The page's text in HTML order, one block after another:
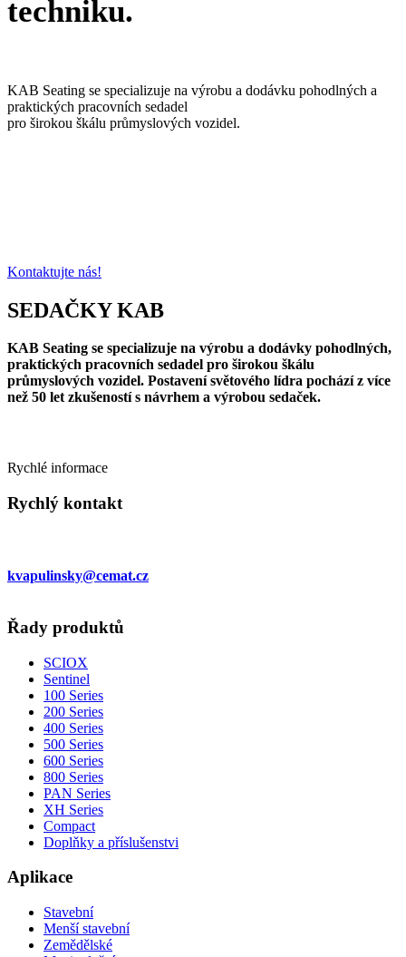
techniku.
KAB Seating se specializuje na výrobu a dodávku pohodlných a
praktických pracovních sedadel
pro širokou škálu průmyslových vozidel.
Kontaktujte nás!
SEDAČKYKAB
KAB Seating se specializuje na výrobu a dodávky pohodlných,
praktických pracovních sedadel pro širokou škálu
průmyslových vozidel. Postavení světového lídra pochází z více
než 50 let zkušeností s návrhem a výrobou sedaček.
Rychlé informace
Rychlý kontakt
kvapulinsky@cemat.cz
Řady produktů
SCIOX
Sentinel
100 Series
200 Series
400 Series
500 Series
600 Series
800 Series
PAN Series
XH Series
Compact
Doplňky a příslušenstvi
Aplikace
Stavební
Menší stavební
Zemědělské